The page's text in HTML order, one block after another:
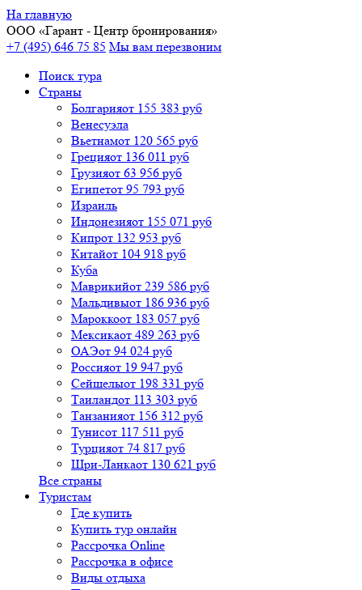
На главную
ООО «Гарант - Центр бронирования»
+7 (495) 646 75 85 Мы вам перезвоним
Поиск тура
Cтраны
Болгарияот 155 383 руб
Венесуэла
Вьетнамот 120 565 руб
Грецияот 136 011 руб
Грузияот 63 956 руб
Египетот 95 793 руб
Израиль
Индонезияот 155 071 руб
Кипрот 132 953 руб
Китайот 104 918 руб
Куба
Маврикийот 239 586 руб
Мальдивыот 186 936 руб
Мароккоот 183 057 руб
Мексикаот 489 263 руб
ОАЭот 94 024 руб
Россияот 19 947 руб
Сейшелыот 198 331 руб
Таиландот 113 303 руб
Танзанияот 156 312 руб
Тунисот 117 511 руб
Турцияот 74 817 руб
Шри-Ланкаот 130 621 руб
Все страны
Туристам
Где купить
Купить тур онлайн
Рассрочка Online
Рассрочка в офисе
Виды отдыха